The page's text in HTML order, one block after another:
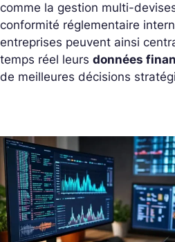
comme la gestion multi-
conformité réglementaire
entreprises peuvent ainsi
temps réel leurs données
de meilleures décisions